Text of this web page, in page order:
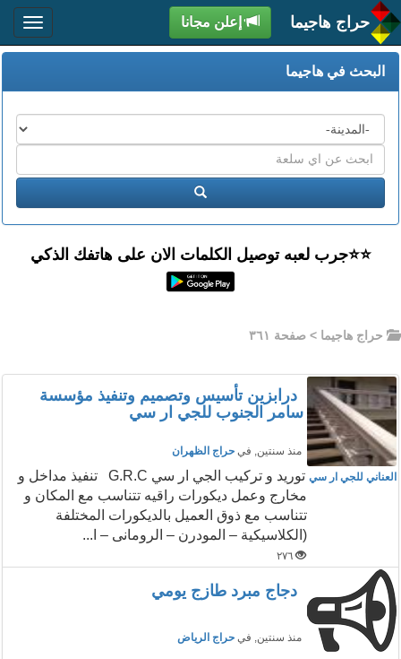
حراج هاجيما إعلن مجانا
البحث في هاجيما
المدن
اكتب
عبارة
البحث
ابحث
⭐️⭐جرب لعبه توصيل الكلمات الان على هاتفك الذكي
حراج هاجيما > صفحة ٣٦١
درابزين تأسيس وتصميم وتنفيذ مؤسسة
سامر الجنوب للجي ار سي
منذ سنتين, في حراج الظهران
العناني للجي ار سي
توريد و تركيب الجي ار سي G.R.C تنفيذ مداخل و
مخارج وعمل ديكورات راقيه تتناسب مع المكان و
تتناسب مع ذوق العميل بالديكورات المختلفة
(الكلاسيكية – المودرن – الرومانى – ا...
٢٧٦
دجاج مبرد طازج يومي
منذ سنتين, في حراج الرياض